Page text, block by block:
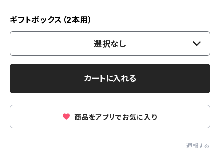
ギフトボックス（2本用）
選択なし
カートに入れる
商品をアプリでお気に入り
通報する